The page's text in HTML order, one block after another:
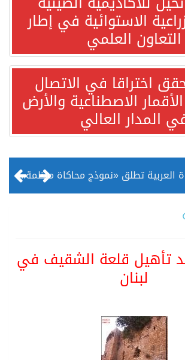
الاستوائية في إطار
التعاون العلمي
اختراقا في الاتصال
الأقمار الاصطناعية والأرض
المدار العالي
منظمة المرأة العربية تطلق «نموذج محاكاة منظمة المرأة العربية للشباب» بمشاركة 10 دول عربية..غدًا
تأهيل قلعة الشقيف في
لبنان